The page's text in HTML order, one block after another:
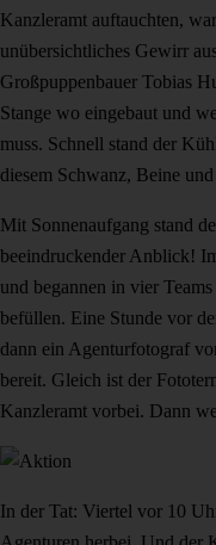
Kanzleramt auftauchten,
unübersichtliches Gewirr
Großpuppenbauer Tobias
Stange wo eingebaut und
muss. Schnell stand der
diesem Schwanz, Beine
Mit Sonnenaufgang stand
beeindruckender Anblick!
und begannen in vier
befüllen. Eine Stunde vor
dann ein Agenturfotograf
bereit. Gleich ist der
Kanzleramt vorbei. Dann
In der Tat: Viertel vor 10